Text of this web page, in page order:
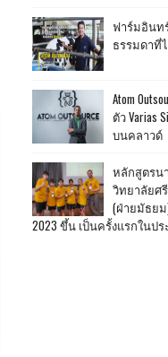
ฟาร์มอินท
ธรรมดาที่
Atom
ตัว Varias
บนคลาวด์
หลักสูตรน
วิทยาลัยศ
(ฝ่ายมัธยม)
2023 ขึ้น เป็นครั้งแรกในปร